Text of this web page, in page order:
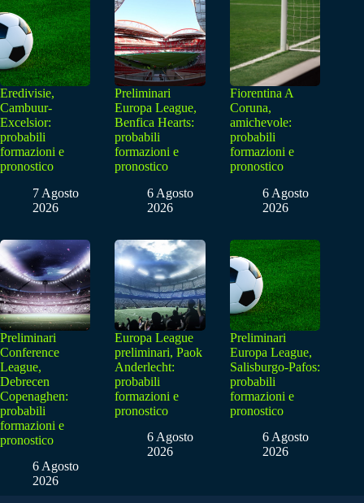
Eredivisie,
Cambuur-
Excelsior:
probabili
formazioni e
pronostico
7 Agosto
2026
Preliminari
Europa League,
Benfica Hearts:
probabili
formazioni e
pronostico
6 Agosto
2026
Fiorentina A
Coruna,
amichevole:
probabili
formazioni e
pronostico
6 Agosto
2026
Preliminari
Conference
League,
Debrecen
Copenaghen:
probabili
formazioni e
pronostico
6 Agosto
2026
Europa League
preliminari, Paok
Anderlecht:
probabili
formazioni e
pronostico
6 Agosto
2026
Preliminari
Europa League,
Salisburgo-Pafos:
probabili
formazioni e
pronostico
6 Agosto
2026